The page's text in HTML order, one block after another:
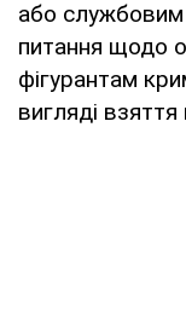
або
питання щодо
фігурантам
вигляді взяття